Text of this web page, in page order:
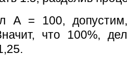
A = 100, допустим,
что 100%,